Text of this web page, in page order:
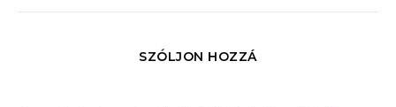
SZÓLJON HOZZÁ